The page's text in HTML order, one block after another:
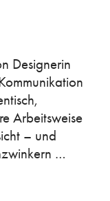
Designerin
Arbeitsweise
– und
…